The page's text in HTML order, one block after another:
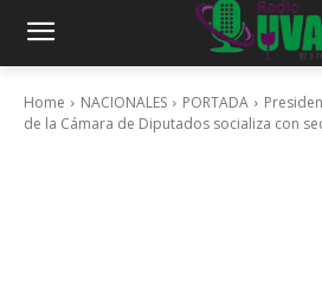
Home NACIONALES PORTADA
de la Cámara de Diputados socializa con